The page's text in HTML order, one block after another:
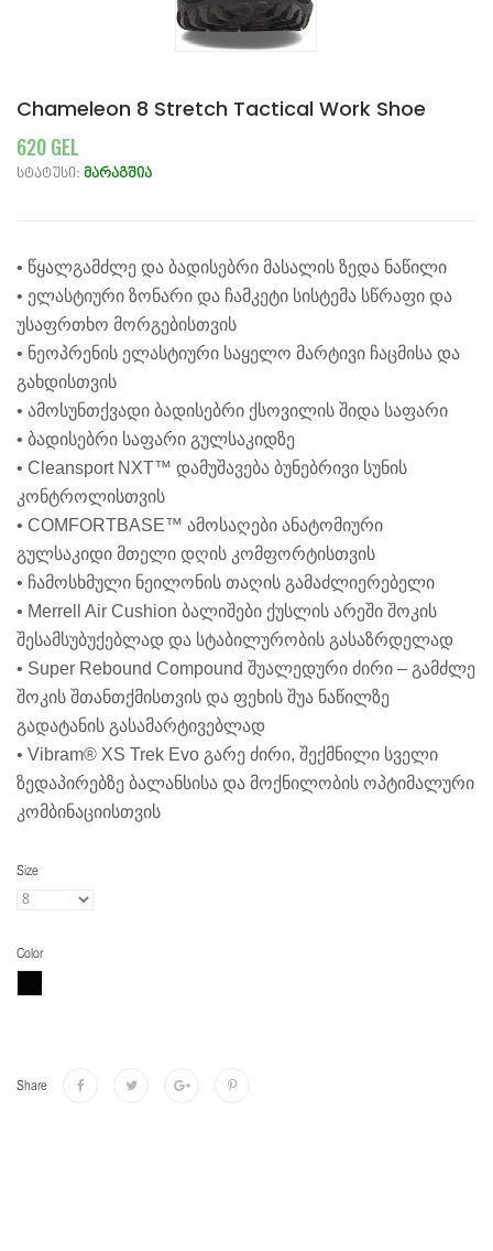
Chameleon 8 Stretch Tactical Work Shoe
620 GEL
სტატუსი: მარაგშია
• წყალგამძლე და ბადისებრი მასალის ზედა ნაწილი
• ელასტიური ზონარი და ჩამკეტი სისტემა სწრაფი და
უსაფრთხო მორგებისთვის
• ნეოპრენის ელასტიური საყელო მარტივი ჩაცმისა და
გახდისთვის
• ამოსუნთქვადი ბადისებრი ქსოვილის შიდა საფარი
• ბადისებრი საფარი გულსაკიდზე
• Cleansport NXT™ დამუშავება ბუნებრივი სუნის
კონტროლისთვის
• COMFORTBASE™ ამოსაღები ანატომიური
გულსაკიდი მთელი დღის კომფორტისთვის
• ჩამოსხმული ნეილონის თაღის გამაძლიერებელი
• Merrell Air Cushion ბალიშები ქუსლის არეში შოკის
შესამსუბუქებლად და სტაბილურობის გასაზრდელად
• Super Rebound Compound შუალედური ძირი – გამძლე
შოკის შთანთქმისთვის და ფეხის შუა ნაწილზე
გადატანის გასამარტივებლად
• Vibram® XS Trek Evo გარე ძირი, შექმნილი სველი
ზედაპირებზე ბალანსისა და მოქნილობის ოპტიმალური
კომბინაციისთვის
Size
Color
Share